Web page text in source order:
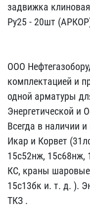
задвижка
Ру25 -​ 20шт
ООО
комплектацией и
одной арматуры
Энергетической ​и
Всегда в наличии
Икар и Корвет
15с52нж​,
КС, краны​
15с13бк и. т. д. )​.
ТКЗ .